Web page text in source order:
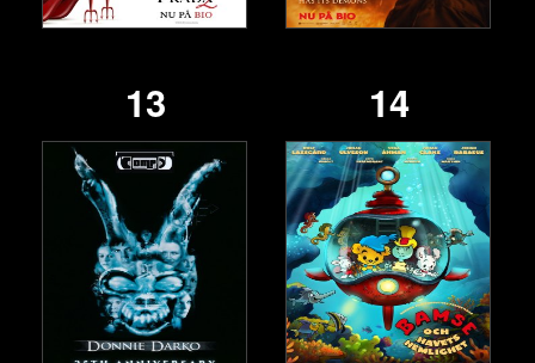
13 14